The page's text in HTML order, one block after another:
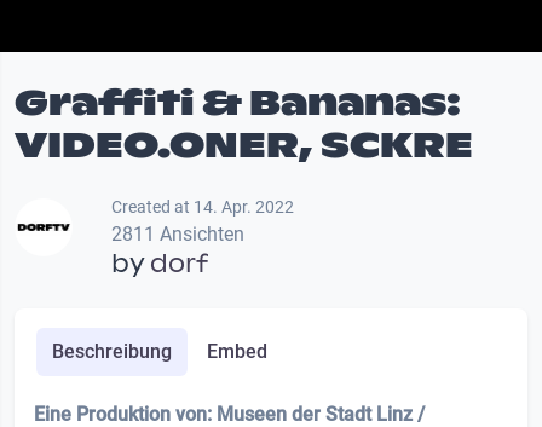
Graffiti & Bananas:
VIDEO.ONER, SCKRE
Created at 14. Apr. 2022
2811 Ansichten
bydorf
Beschreibung Embed
Eine Produktion von: Museen der Stadt Linz /